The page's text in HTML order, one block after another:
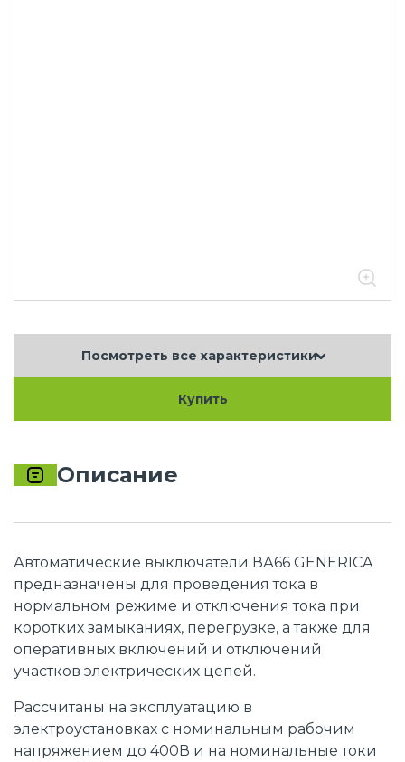
Посмотреть все характеристики
Купить
Описание
Автоматические выключатели ВА66 GENERICA
предназначены для проведения тока в
нормальном режиме и отключения тока при
коротких замыканиях, перегрузке, а также для
оперативных включений и отключений
участков электрических цепей.
Рассчитаны на эксплуатацию в
электроустановках с номинальным рабочим
напряжением до 400В и на номинальные токи